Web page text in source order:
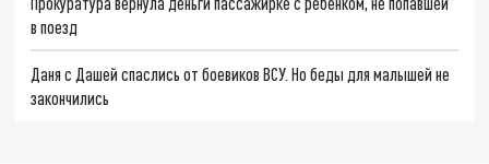
в поезд
Даня с Дашей спаслись от боевиков ВСУ. Но беды для малышей не
закончились